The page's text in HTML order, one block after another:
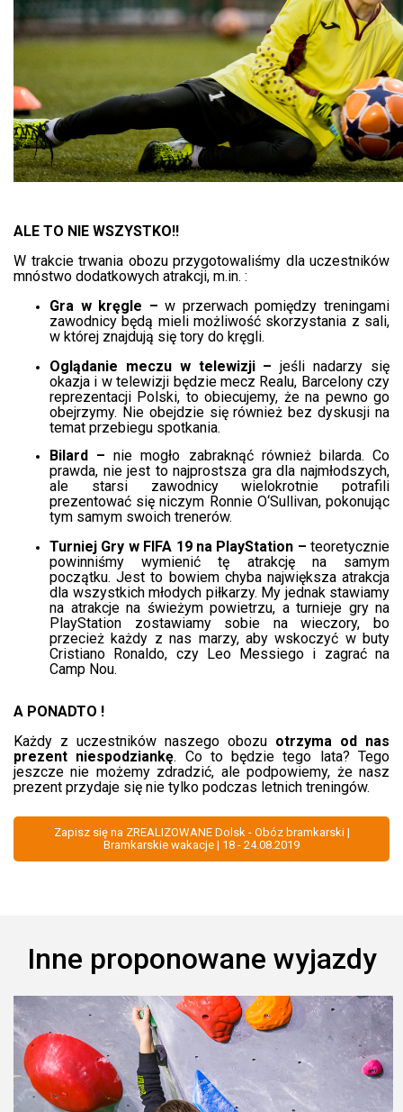
ALE TO NIE WSZYSTKO!!
W trakcie trwania obozu przygotowaliśmy dla uczestników
mnóstwo dodatkowych atrakcji, m.in. :
Gra w kręgle –w przerwach pomiędzy treningami
zawodnicy będą mieli możliwość skorzystania z sali,
w której znajdują się tory do kręgli.
Oglądanie meczu w telewizji –jeśli nadarzy się
okazja i w telewizji będzie mecz Realu, Barcelony czy
reprezentacji Polski, to obiecujemy, że na pewno go
obejrzymy. Nie obejdzie się również bez dyskusji na
temat przebiegu spotkania.
Bilard – nie mogło zabraknąć również bilarda. Co
prawda, nie jest to najprostsza gra dla najmłodszych,
ale starsi zawodnicy wielokrotnie potrafili
prezentować się niczym Ronnie O‘Sullivan, pokonując
tym samym swoich trenerów.
Turniej Gry w FIFA 19 na PlayStation – teoretycznie
powinniśmy wymienić tę atrakcję na samym
początku. Jest to bowiem chyba największa atrakcja
dla wszystkich młodych piłkarzy. My jednak stawiamy
na atrakcje na świeżym powietrzu, a turnieje gry na
PlayStation zostawiamy sobie na wieczory, bo
przecież każdy z nas marzy, aby wskoczyć w buty
Cristiano Ronaldo, czy Leo Messiego i zagrać na
Camp Nou.
A PONADTO !
Każdy z uczestników naszego obozu otrzyma od nas
prezent niespodziankę. Co to będzie tego lata? Tego
jeszcze nie możemy zdradzić, ale podpowiemy, że nasz
prezent przydaje się nie tylko podczas letnich treningów.
Zapisz się na ZREALIZOWANE Dolsk - Obóz bramkarski |
Bramkarskie wakacje | 18 - 24.08.2019
Inne proponowane wyjazdy